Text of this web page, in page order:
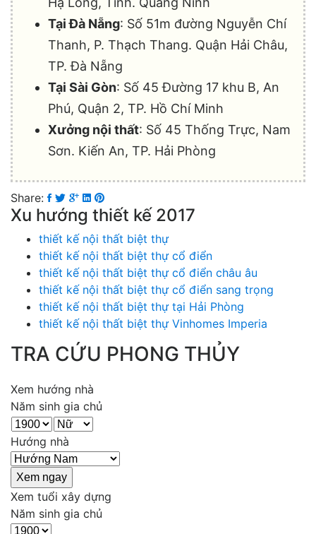
Tại Đà Nẵng: Số 51m đường Nguyễn Chí
Thanh, P. Thạch Thang. Quận Hải Châu,
TP. Đà Nẵng
Tại Sài Gòn: Số 45 Đường 17 khu B, An
Phú, Quận 2, TP. Hồ Chí Minh
Xưởng nội thất: Số 45 Thống Trực, Nam
Sơn. Kiến An, TP. Hải Phòng
Share:
Xu hướng thiết kế 2017
thiết kế nội thất biệt thự
thiết kế nội thất biệt thự cổ điển
thiết kế nội thất biệt thự cổ điển châu âu
thiết kế nội thất biệt thự cổ điển sang trọng
thiết kế nội thất biệt thự tại Hải Phòng
thiết kế nội thất biệt thự Vinhomes Imperia
TRA CỨU PHONG THỦY
Xem hướng nhà
Năm sinh gia chủ
Hướng nhà
Xem tuổi xây dựng
Năm sinh gia chủ